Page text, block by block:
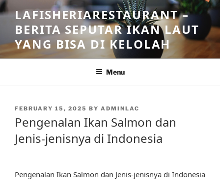
Skip
to
content
LAFISHERIARESTAURANT –
BERITA SEPUTAR IKAN LAUT
YANG BISA DI KELOLAH
Menu
POSTED
FEBRUARY 15, 2025 BY ADMINLAC
Pengenalan Ikan Salmon dan
Jenis-jenisnya di Indonesia
Pengenalan Ikan Salmon dan Jenis-jenisnya di Indonesia